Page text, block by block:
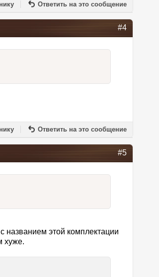
Ответить на это сообщение
#4
Ответить на это сообщение
#5
названием этой комплектации
хуже.